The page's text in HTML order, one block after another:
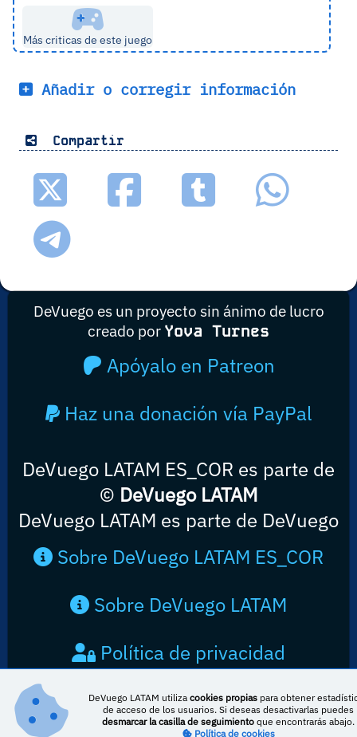
Más criticas de este juego
Añadir o corregir información
Compartir
DeVuego es un proyecto sin ánimo de lucro
creado por Yova Turnes
Apóyalo en Patreon
Haz una donación vía PayPal
DeVuego LATAM ES_COR es parte de
© DeVuego LATAM
DeVuego LATAM es parte de DeVuego
Sobre DeVuego LATAM ES_COR
Sobre DeVuego LATAM
Política de privacidad
Contacto
DeVuego LATAM utilizacookies propias para obtener
de acceso de los usuarios. Si deseas desactivarlas puedes
desmarcar la casilla de seguimiento que encontrarás abajo.
Política de cookies